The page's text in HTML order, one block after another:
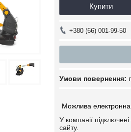
Купити
+380 (66) 001-99-50
У компанії
сайту.